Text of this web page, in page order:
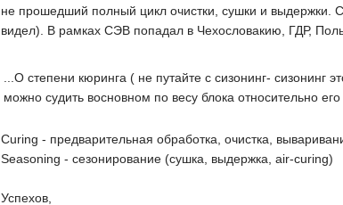
не прошедший полный цикл очистки, сушки и выдержки.
видел). В рамках СЭВ попадал в Чехословакию, ГДР,
...О степени кюринга ( не путайте с сизонинг- сизонинг
можно судить восновном по весу блока относительно
Curing - предварительная обработка, очистка,
Seasoning - сезонирование (сушка, выдержка, air-curing)
Успехов,